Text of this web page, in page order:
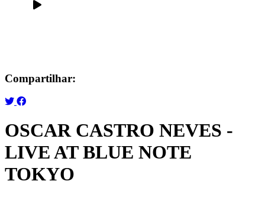
Compartilhar:
OSCAR CASTRO NEVES -
LIVE AT BLUE NOTE
TOKYO